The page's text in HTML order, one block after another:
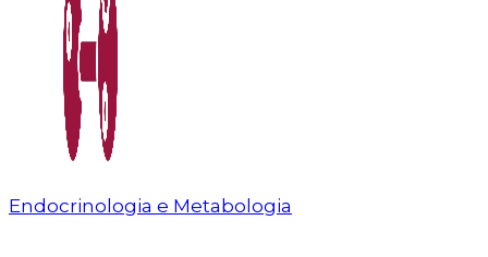
Endocrinologia e Metabologia